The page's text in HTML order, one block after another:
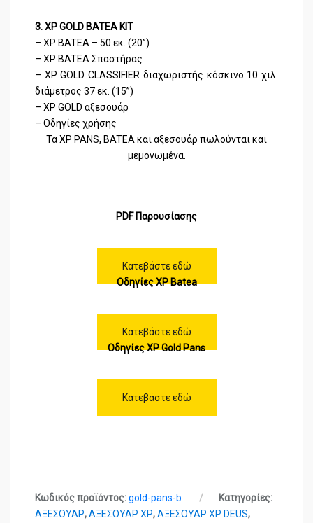
3. XP GOLD BATEA KIT
– XP BATEA – 50 εκ. (20’’)
– XP BATEA Σπαστήρας
– XP GOLD CLASSIFIER διαχωριστής κόσκινο 10 χιλ.
διάμετρος 37 εκ. (15’’)
– XP GOLD αξεσουάρ
– Οδηγίες χρήσης
Τα XP PANS, BATEA και αξεσουάρ πωλούνται και
μεμονωμένα.
PDF Παρουσίασης
Κατεβάστε εδώ
Οδηγίες XP Batea
Κατεβάστε εδώ
Οδηγίες XP Gold Pans
Κατεβάστε εδώ
Κωδικός προϊόντος:gold-pans-b
Κατηγορίες:
ΑΞΕΣΟΥΑΡ,ΑΞΕΣΟΥΑΡ XP,ΑΞΕΣΟΥΑΡ XP DEUS,